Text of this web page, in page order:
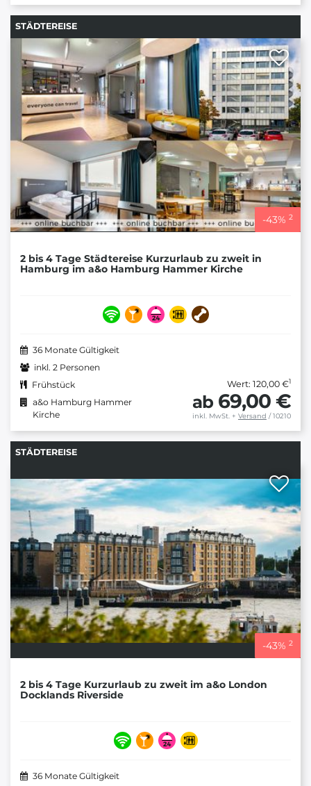
STÄDTEREISE
-43% 2
2 bis 4 Tage Städtereise Kurzurlaub zu zweit in
Hamburg im a&o Hamburg Hammer Kirche
36 Monate Gültigkeit
inkl. 2 Personen
Frühstück
a&o Hamburg Hammer
Kirche
Wert: 120,00 €1
ab 69,00 €
inkl. MwSt. + Versand / 10210
STÄDTEREISE
-43% 2
2 bis 4 Tage Kurzurlaub zu zweit im a&o London
Docklands Riverside
36 Monate Gültigkeit